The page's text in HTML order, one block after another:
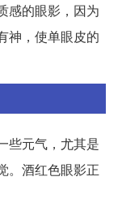
感的眼影，因为
神，使单眼皮的
些元气，尤其是
。酒红色眼影正